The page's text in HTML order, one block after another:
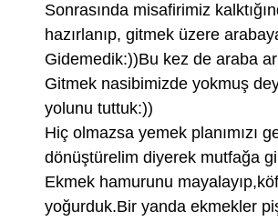
Sonrasında misafirimiz
hazırlanıp, gitmek üzere
Gidemedik:))Bu kez de araba
Gitmek nasibimizde yokmuş
yolunu tuttuk:))
Hiç olmazsa yemek planımızı
dönüştürelim diyerek mutfağa
Ekmek hamurunu
yoğurduk.Bir yanda ekmekler